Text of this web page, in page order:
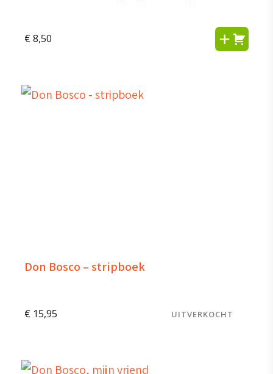
€ 8,50
Don Bosco – stripboek
€ 15,95 UITVERKOCHT